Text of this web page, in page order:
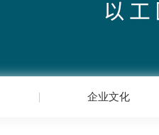
企业文化